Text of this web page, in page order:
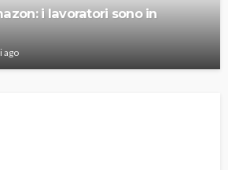
i lavoratori sono in
ago